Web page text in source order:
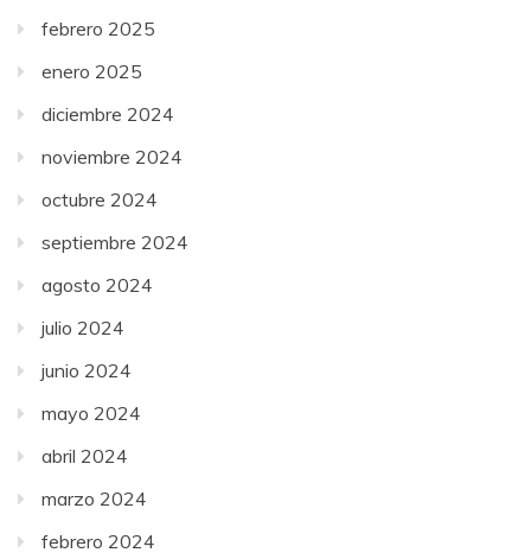
febrero 2025
enero 2025
diciembre 2024
noviembre 2024
octubre 2024
septiembre 2024
agosto 2024
julio 2024
junio 2024
mayo 2024
abril 2024
marzo 2024
febrero 2024